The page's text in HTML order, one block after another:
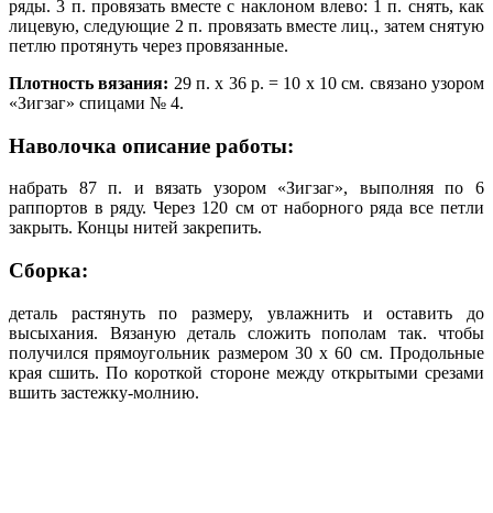
ряды. 3 п. провязать вместе с наклоном влево: 1 п. снять, как
лицевую, следующие 2 п. провязать вместе лиц., затем снятую
петлю протянуть через провязанные.
Плотность вязания: 29 п. х 36 р. = 10 х 10 см. связано узором
«Зигзаг» спицами № 4.
Наволочка описание работы:
набрать 87 п. и вязать узором «Зигзаг», выполняя по 6
раппортов в ряду. Через 120 см от наборного ряда все петли
закрыть. Концы нитей закрепить.
Сборка:
деталь растянуть по размеру, увлажнить и оставить до
высыхания. Вязаную деталь сложить пополам так. чтобы
получился прямоугольник размером 30 х 60 см. Продольные
края сшить. По короткой стороне между открытыми срезами
вшить застежку-молнию.